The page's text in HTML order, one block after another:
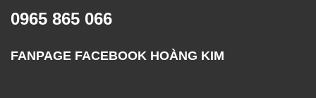
0965 865 066
FANPAGE FACEBOOK HOÀNG KIM